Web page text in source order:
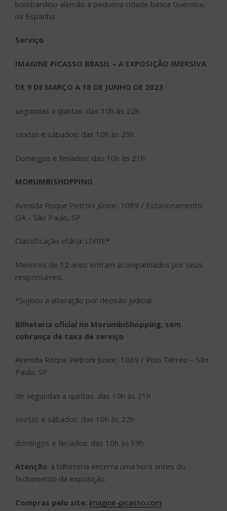
bombardeio alemão à pequena cidade basca Guernica,
na Espanha.
Serviço
IMAGINE PICASSO BRASIL – A EXPOSIÇÃO IMERSIVA
DE 9 DE MARÇO A 18 DE JUNHO DE 2023
segundas a quintas: das 10h às 22h
sextas e sábados: das 10h às 23h
Domingos e feriados: das 10h às 21h
MORUMBISHOPPING
Avenida Roque Petroni Júnior, 1089 / Estacionamento
G4 – São Paulo, SP
Classificação etária: LIVRE*
Menores de 12 anos entram acompanhados por seus
responsáveis.
*Sujeito a alteração por decisão judicial.
Bilheteria oficial no MorumbiShopping, sem
cobrança de taxa de serviço
Avenida Roque Petroni Júnior, 1089 / Piso Térreo – São
Paulo, SP
de segundas a quintas: das 10h às 21h
sextas e sábados: das 10h às 22h
domingos e feriados: das 10h às 19h
Atenção: a bilheteria encerra uma hora antes do
fechamento da exposição.
Compras pelo site: imagine-picasso.com